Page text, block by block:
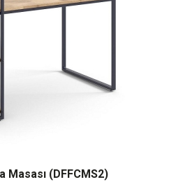
Masası (DFFCMS2)